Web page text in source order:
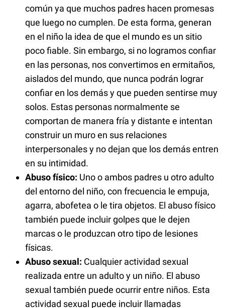
común ya que muchos padres hacen promesas
que luego no cumplen. De esta forma, generan
en el niño la idea de que el mundo es un sitio
poco fiable. Sin embargo, si no logramos confiar
en las personas, nos convertimos en ermitaños,
aislados del mundo, que nunca podrán lograr
confiar en los demás y que pueden sentirse muy
solos. Estas personas normalmente se
comportan de manera fría y distante e intentan
construir un muro en sus relaciones
interpersonales y no dejan que los demás entren
en su intimidad.
Abuso físico: Uno o ambos padres u otro adulto
del entorno del niño, con frecuencia le empuja,
agarra, abofetea o le tira objetos. El abuso físico
también puede incluir golpes que le dejen
marcas o le produzcan otro tipo de lesiones
físicas.
Abuso sexual: Cualquier actividad sexual
realizada entre un adulto y un niño. El abuso
sexual también puede ocurrir entre niños. Esta
actividad sexual puede incluir llamadas